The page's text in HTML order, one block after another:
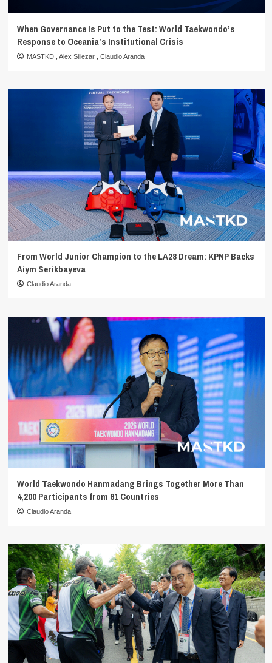
When Governance Is Put to the Test: World Taekwondo’s
Response to Oceania’s Institutional Crisis
MASTKD Alex Siliezar Claudio Aranda
From World Junior Champion to the LA28 Dream: KPNP Backs
Aiym Serikbayeva
Claudio Aranda
World Taekwondo Hanmadang Brings Together More Than
4,200 Participants from 61 Countries
Claudio Aranda